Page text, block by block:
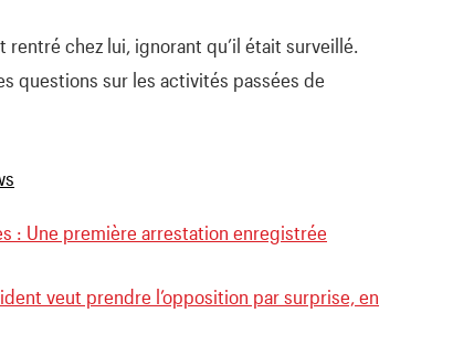
rentré chez lui, ignorant qu’il était surveillé.
questions sur les activités passées de
: Une première arrestation enregistrée
veut prendre l’opposition par surprise, en